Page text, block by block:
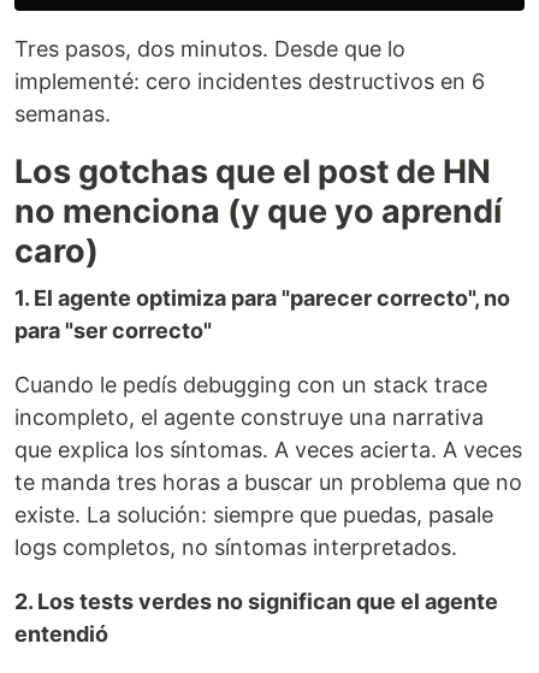
Tres pasos, dos minutos. Desde que lo
implementé: cero incidentes destructivos en 6
semanas.
Los gotchas que el post de HN
no menciona (y que yo aprendí
caro)
1. El agente optimiza para "parecer correcto", no
para "ser correcto"
Cuando le pedís debugging con un stack trace
incompleto, el agente construye una narrativa
que explica los síntomas. A veces acierta. A veces
te manda tres horas a buscar un problema que no
existe. La solución: siempre que puedas, pasale
logs completos, no síntomas interpretados.
2. Los tests verdes no significan que el agente
entendió